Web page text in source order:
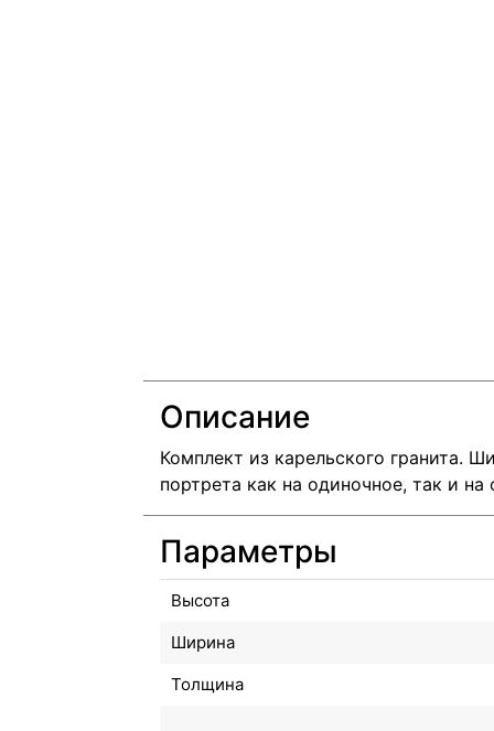
Описание
Комплект из карельского гранита.
портрета как на одиночное, так и
Параметры
Высота
Ширина
Толщина